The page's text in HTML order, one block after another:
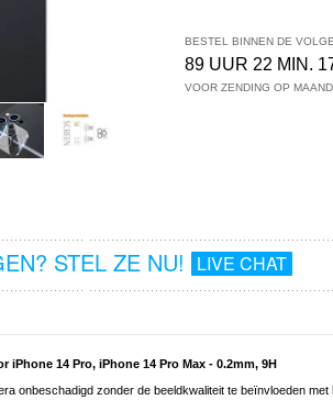
BESTEL BINNEN DE
89 UUR 22 MIN.
VOOR ZENDING OP
STEL ZE NU! LIVE CHAT
iPhone 14 Pro, iPhone 14 Pro Max - 0.2mm, 9H
onbeschadigd zonder de beeldkwaliteit te beïnvloeden